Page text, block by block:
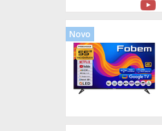
Novo